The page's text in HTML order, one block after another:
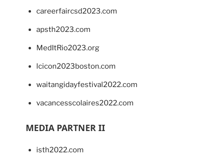
careerfaircsd2023.com
apsth2023.com
MedItRio2023.org
lcicon2023boston.com
waitangidayfestival2022.com
vacancesscolaires2022.com
MEDIA PARTNER II
isth2022.com